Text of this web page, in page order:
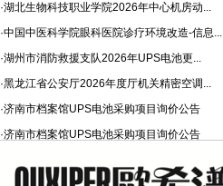
·湖北生物科技职业学院2026年中心机房动...
·中国中医科学院眼科医院诊疗环境改造-信息...
·湖州市消防救援支队2026年UPS电池更...
·黑龙江省公安厅2026年度厅机关精密空调...
·济南市档案馆UPS电池采购项目询价公告
·济南市档案馆UPS电池采购项目询价公告